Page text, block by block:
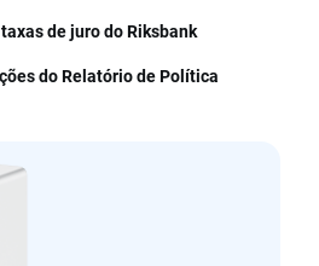
de juro do Riksbank
do Relatório de Política